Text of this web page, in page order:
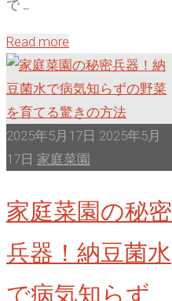
ド
–
地
面
に
落
ち
た
梅
は
使
で …
Read more
ウ
モ
ロ
コ
シ
虫
策
2025年5月17日 2025年5月
17日 家庭菜園
家庭菜園の秘密
兵器！納豆菌水
で病気知らず